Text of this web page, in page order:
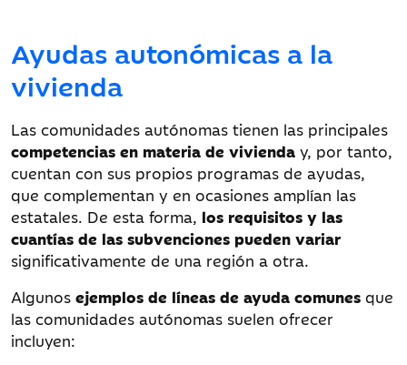
Ayudas autonómicas a la
vivienda
Las comunidades autónomas tienen las principales
competencias en materia de vivienda y, por tanto,
cuentan con sus propios programas de ayudas,
que complementan y en ocasiones amplían las
estatales. De esta forma, los requisitos y las
cuantías de las subvenciones pueden variar
significativamente de una región a otra.
Algunos ejemplos de líneas de ayuda comunes que
las comunidades autónomas suelen ofrecer
incluyen: